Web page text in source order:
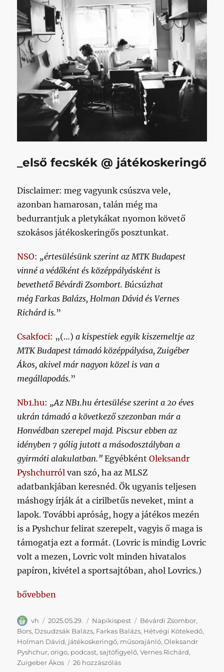
_első fecskék @ játékoskeringő
Disclaimer: meg vagyunk csúszva vele,
azonban hamarosan, talán még ma
bedurrantjuk a pletykákat nyomon követő
szokásos játékoskeringős posztunkat.
NSO: „értesülésünk szerint az MTK Budapest
vinné a védőként és középpályásként is
bevethető Bévárdi Zsombort. Búcsúzhat
még Farkas Balázs, Holman Dávid és Vernes
Richárd is.”
Csakfoci: „(…)a kispestiek egyik kiszemeltje az
MTK Budapest támadó középpályása, Zuigéber
Ákos, akivel már nagyon közel is van a
megállapodás.”
Nb1.hu: „Az NB1.hu értesülése szerint a 20 éves
ukrán támadó a következő szezonban már a
Honvédban szerepel majd. Piscsur ebben az
idényben 7 gólig jutott a másodosztályban a
gyirmóti alakulatban.” EgyébkéntOleksandr
Pyshchurról van szó, ha az MLSZ
adatbankjában keresnéd. Ők ugyanis teljesen
máshogy írják át a cirilbetűs neveket, mint a
lapok. További apróság, hogy a játékos mezén
is a Pyshchur felirat szerepelt, vagyis ő maga is
támogatja ezt a formát. (Lovric is mindig Lovric
volt a mezen, Lovric volt minden hivatalos
papíron, kivétel a sportsajtóban, ahol Lovrics.)
„Játékoskeringő, műsorajánló, minőségi újságírás”
bővebben
Szerző
vh Közzétéve
2025.05.29. Kategória
Napikispest Címke
Bévárdi Zsombor,
Bors, Dzsudzsák Balázs, Farkas Balázs, Hétvégi Kötekedő,
Holman Dávid, játékoskeringő, műsorajánló,Oleksandr
Pyshchur,origo, podcast,sajtófigyelő,Vernes Richárd,
Zuigeber Ákos
26 hozzászólásJátékoskeringő,